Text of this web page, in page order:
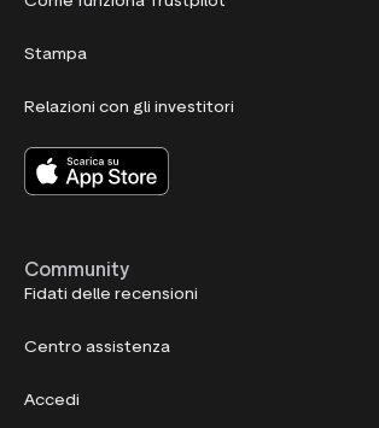
Stampa
Relazioni con gli investitori
Community
Fidati delle recensioni
Centro assistenza
Accedi